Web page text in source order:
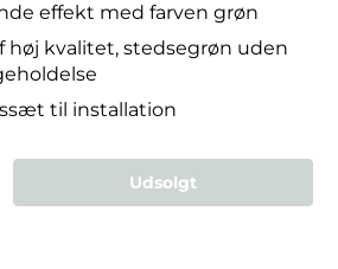
effekt med farven grøn
høj kvalitet, stedsegrøn uden
til installation
mængden Udsolgt